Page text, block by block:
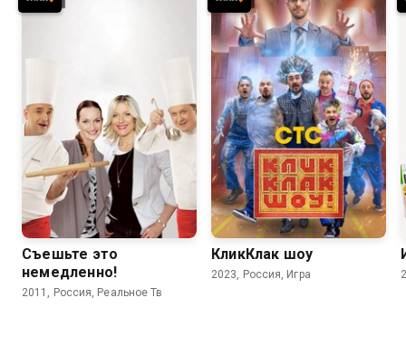
Съешьте это
немедленно!
2011, Россия, Реальное Тв
7.8
КликКлак шоу
2023, Россия, Игра